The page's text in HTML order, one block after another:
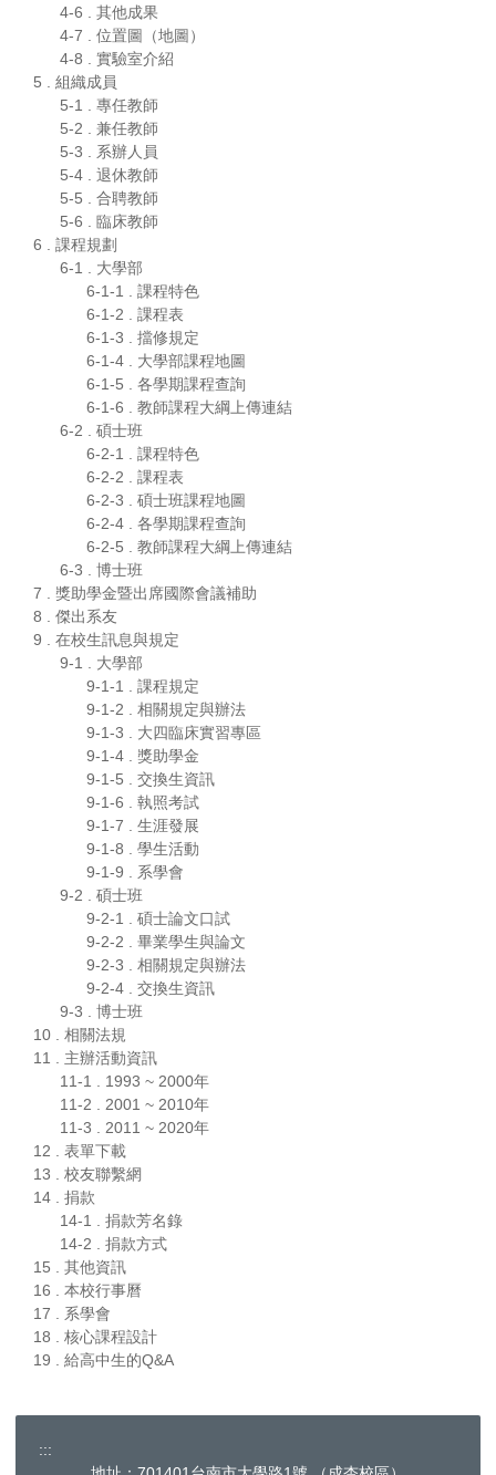
4-6 . 其他成果
4-7 . 位置圖（地圖）
4-8 . 實驗室介紹
5 . 組織成員
5-1 . 專任教師
5-2 . 兼任教師
5-3 . 系辦人員
5-4 . 退休教師
5-5 . 合聘教師
5-6 . 臨床教師
6 . 課程規劃
6-1 . 大學部
6-1-1 . 課程特色
6-1-2 . 課程表
6-1-3 . 擋修規定
6-1-4 . 大學部課程地圖
6-1-5 . 各學期課程查詢
6-1-6 . 教師課程大綱上傳連結
6-2 . 碩士班
6-2-1 . 課程特色
6-2-2 . 課程表
6-2-3 . 碩士班課程地圖
6-2-4 . 各學期課程查詢
6-2-5 . 教師課程大綱上傳連結
6-3 . 博士班
7 . 獎助學金暨出席國際會議補助
8 . 傑出系友
9 . 在校生訊息與規定
9-1 . 大學部
9-1-1 . 課程規定
9-1-2 . 相關規定與辦法
9-1-3 . 大四臨床實習專區
9-1-4 . 獎助學金
9-1-5 . 交換生資訊
9-1-6 . 執照考試
9-1-7 . 生涯發展
9-1-8 . 學生活動
9-1-9 . 系學會
9-2 . 碩士班
9-2-1 . 碩士論文口試
9-2-2 . 畢業學生與論文
9-2-3 . 相關規定與辦法
9-2-4 . 交換生資訊
9-3 . 博士班
10 . 相關法規
11 . 主辦活動資訊
11-1 . 1993 ~ 2000年
11-2 . 2001 ~ 2010年
11-3 . 2011 ~ 2020年
12 . 表單下載
13 . 校友聯繫網
14 . 捐款
14-1 . 捐款芳名錄
14-2 . 捐款方式
15 . 其他資訊
16 . 本校行事曆
17 . 系學會
18 . 核心課程設計
19 . 給高中生的Q&A
:::